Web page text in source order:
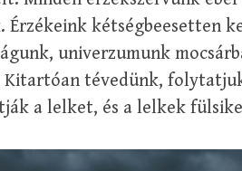
Érzékeink kétségbeesetten
univerzumunk
Kitartóan tévedünk,
a lelket, és a lelkek